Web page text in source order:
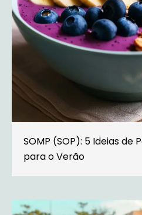
SOMP (SOP): 5 Ideias de
para o Verão